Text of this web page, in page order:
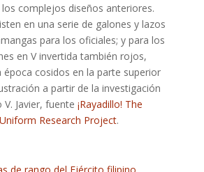
complejos diseños anteriores.
en una serie de galones y lazos
para los oficiales; y para los
en V invertida también rojos,
época cosidos en la parte superior
a partir de la investigación
Javier, fuente ¡Rayadillo! The
Research Project.